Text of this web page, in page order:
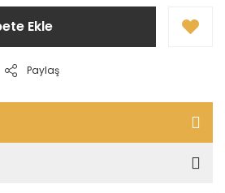
Ekle
Paylaş